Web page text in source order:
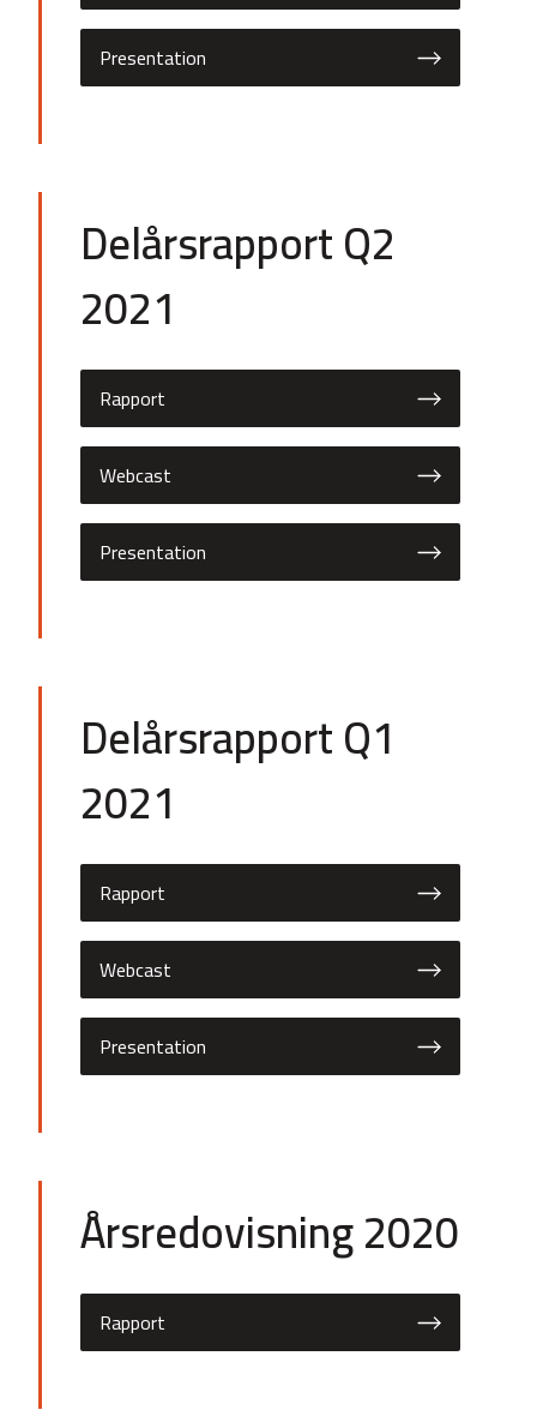
Presentation
Delårsrapport Q2
2021
Rapport
Webcast
Presentation
Delårsrapport Q1
2021
Rapport
Webcast
Presentation
Årsredovisning 2020
Rapport